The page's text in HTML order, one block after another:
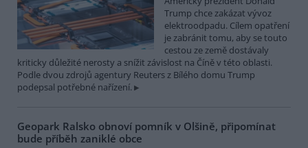
Trump chce zakázat vývoz
elektroodpadu. Cílem opatření
je zabránit tomu, aby se touto
cestou ze země dostávaly
kriticky důležité nerosty a snížit závislost na Číně v této oblasti.
Podle dvou zdrojů agentury Reuters z Bílého domu Trump
podepsal potřebné nařízení.
Geopark Ralsko obnoví pomník v Olšině, připomínat
bude příběh zaniklé obce